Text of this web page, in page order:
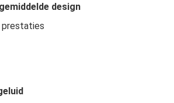
design
prestaties